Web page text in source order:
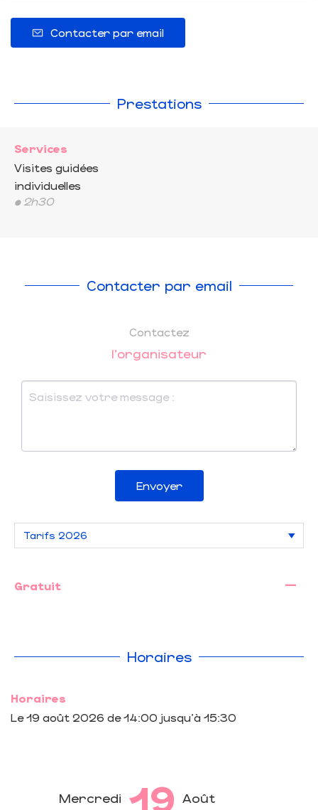
Contacter par email
Prestations
Services
Visites guidées
individuelles
• 2h30
Contacter par email
Contactez
l'organisateur
Envoyer
Gratuit —
Horaires
Horaires
Le 19 août 2026 de 14:00 jusqu'à 15:30
Mercredi 19 Août